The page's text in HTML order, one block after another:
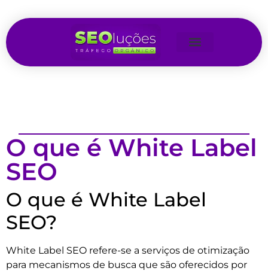
O que é White Label
SEO
O que é White Label
SEO?
White Label SEO refere-se a serviços de otimização
para mecanismos de busca que são oferecidos por